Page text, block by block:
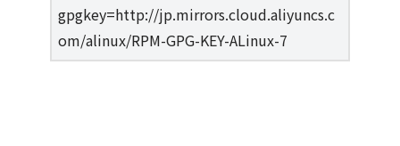
gpgkey=http://jp.mirrors.cloud.aliyuncs.c
om/alinux/RPM-GPG-KEY-ALinux-7